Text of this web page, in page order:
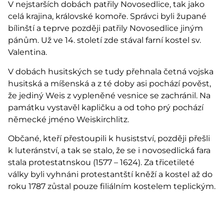
V nejstarších dobách patřily Novosedlice, tak jako
celá krajina, královské komoře. Správci byli župané
bílinští a teprve později patřily Novosedlice jiným
pánům. Už ve 14. století zde stával farní kostel sv.
Valentina.
V dobách husitských se tudy přehnala četná vojska
husitská a míšenská a z té doby asi pochází pověst,
že jediný Weis z vypleněné vesnice se zachránil. Na
památku vystavěl kapličku a od toho prý pochází
německé jméno Weiskirchlitz.
Občané, kteří přestoupili k husistství, později přešli
k luteránství, a tak se stalo, že se i novosedlická fara
stala protestatnskou (1577 – 1624). Za třicetileté
války byli vyhnáni protestantští kněží a kostel až do
roku 1787 zůstal pouze filiálním kostelem teplickým.